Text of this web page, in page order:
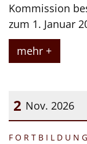
Kommission
zum 1. Januar
mehr +
2 Nov. 2026
Datum: 2.
F O R T B I L D U N